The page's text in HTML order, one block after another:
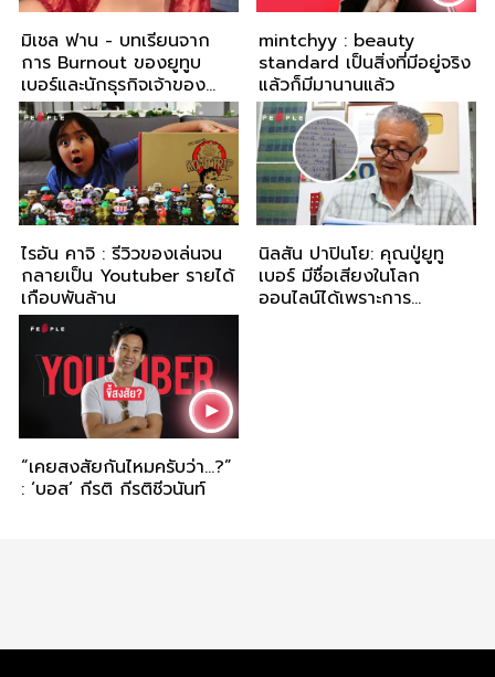
มิเชล ฟาน - บทเรียนจาก
การ Burnout ของยูทูบ
เบอร์และนักธุรกิจเจ้าของ
แบรนด์มูลค่าร้อยล้านเหรียญ
สหรัฐ
mintchyy : beauty
standard เป็นสิ่งที่มีอยู่จริง
แล้วก็มีมานานแล้ว
ไรอัน คาจิ : รีวิวของเล่นจน
กลายเป็น Youtuber รายได้
เกือบพันล้าน
นิลสัน ปาปินโย: คุณปู่ยูทู
เบอร์ มีชื่อเสียงในโลก
ออนไลน์ได้เพราะการ
“เคยสงสัยกันไหมครับว่า…?”
: ‘บอส’ กีรติ กีรติชีวนันท์